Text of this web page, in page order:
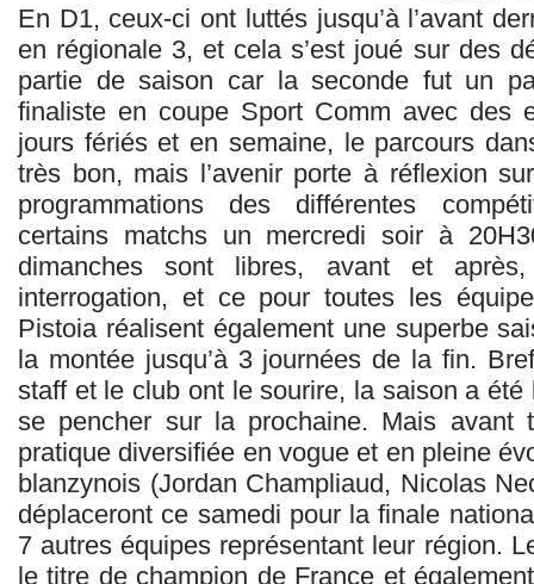
En D1, ceux-ci ont luttés jusqu’à l’avant
en régionale 3, et cela s’est joué sur des
partie de saison car la seconde fut un
finaliste en coupe Sport Comm avec des
jours fériés et en semaine, le parcours
très bon, mais l’avenir porte à réflexion
programmations des différentes
certains matchs un mercredi soir à
dimanches sont libres, avant et
interrogation, et ce pour toutes les
Pistoia réalisent également une superbe
la montée jusqu’à 3 journées de la fin.
staff et le club ont le sourire, la saison a
se pencher sur la prochaine. Mais
pratique diversifiée en vogue et en pleine
blanzynois (Jordan Champliaud, Nicolas
déplaceront ce samedi pour la finale
7 autres équipes représentant leur région.
le titre de champion de France et